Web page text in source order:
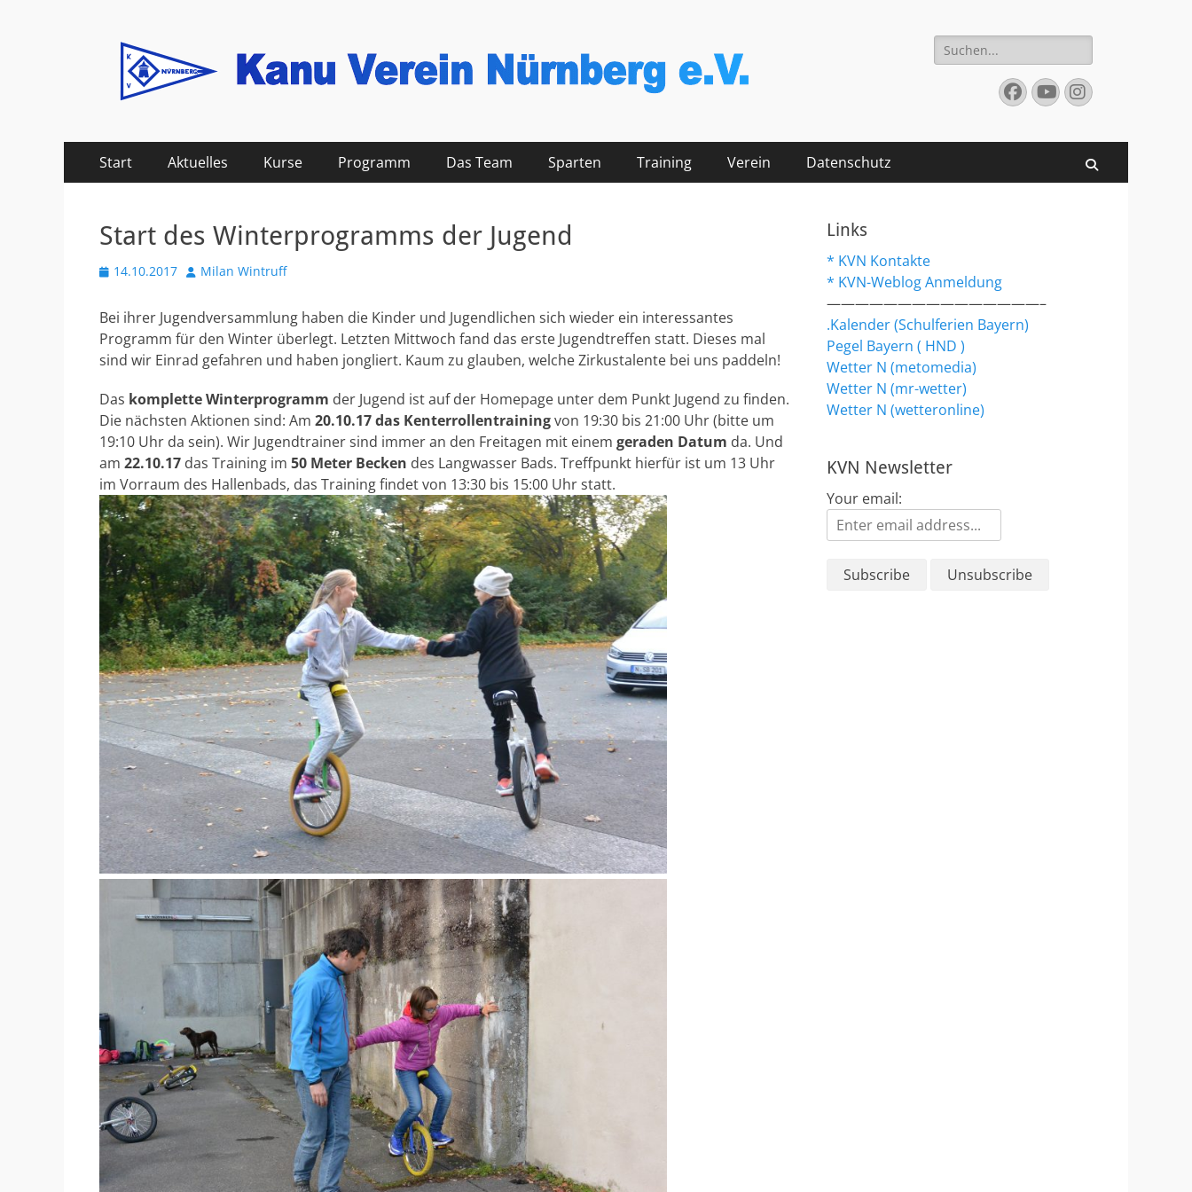
Kanu Verein Nuernberg
Suchen
nach:
Facebook
YouTube
Instagram
Primäres
Menü
Inhalt
Start Aktuelles Kurse Programm Das Team Sparten Training Verein Datenschutz
Start des Winterprogramms der Jugend
Veröffentlicht
14.10.2017 AutorMilan Wintruff
Bei ihrer Jugendversammlung haben die Kinder und Jugendlichen sich wieder ein interessantes
Programm für den Winter überlegt. Letzten Mittwoch fand das erste Jugendtreffen statt. Dieses mal
sind wir Einrad gefahren und haben jongliert. Kaum zu glauben, welche Zirkustalente bei uns paddeln!
Das komplette Winterprogramm der Jugend ist auf der Homepage unter dem Punkt Jugend zu finden.
Die nächsten Aktionen sind: Am 20.10.17 das Kenterrollentrainingvon 19:30 bis 21:00 Uhr (bitte um
19:10 Uhr da sein). Wir Jugendtrainer sind immer an den Freitagen mit einem geraden Datum da. Und
am 22.10.17 das Training im 50 Meter Becken des Langwasser Bads. Treffpunkt hierfür ist um 13 Uhr
im Vorraum des Hallenbads, das Training findet von 13:30 bis 15:00 Uhr statt.
Links
* KVN Kontakte
* KVN-Weblog Anmeldung
———————————————–
.Kalender (Schulferien Bayern)
Pegel Bayern ( HND )
Wetter N (metomedia)
Wetter N (mr-wetter)
Wetter N (wetteronline)
KVN Newsletter
Your email: